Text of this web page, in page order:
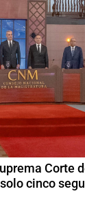
Corte
cinco